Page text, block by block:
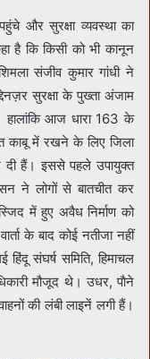
और सुरक्षा व्यवस्था का
है कि किसी को भी कानून
संजीव कुमार गांधी ने
सुरक्षा के पुख्ता अंजाम
हालांकि आज धारा 163 के
काबू में रखने के लिए जिला
हैं। इससे पहले उपायुक्त
ने लोगों से बातचीत कर
में हुए अवैध निर्माण को
के बाद कोई नतीजा नहीं
संघर्ष समिति, हिमाचल
मौजूद थे। उधर, पाैने
की लंबी लाइनें लगी हैं।